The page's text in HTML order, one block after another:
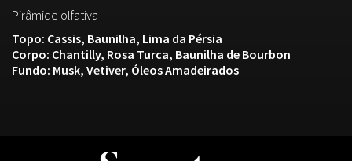
Pirâmide olfativa
Topo: Cassis, Baunilha, Lima da Pérsia
Corpo: Chantilly, Rosa Turca, Baunilha de Bourbon
Fundo: Musk, Vetiver, Óleos Amadeirados